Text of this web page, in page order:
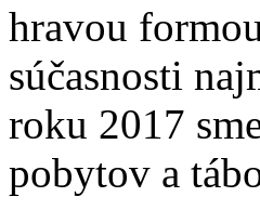
hravou
súčasnosti
roku 2017
pobytov a